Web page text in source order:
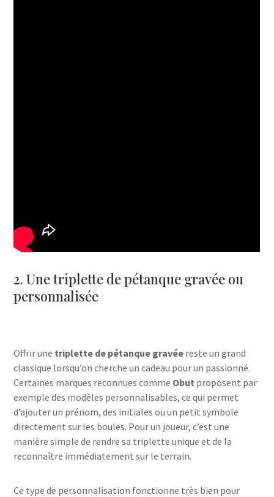
2. Une triplette de pétanque gravée ou
personnalisée
Offrir une triplette de pétanque gravée reste un grand
classique lorsqu’on cherche un cadeau pour un passionné.
Certaines marques reconnues comme Obut proposent par
exemple des modèles personnalisables, ce qui permet
d’ajouter un prénom, des initiales ou un petit symbole
directement sur les boules. Pour un joueur, c’est une
manière simple de rendre sa triplette unique et de la
reconnaître immédiatement sur le terrain.
Ce type de personnalisation fonctionne très bien pour